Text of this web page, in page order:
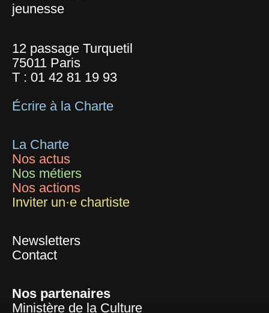
jeunesse
12 passage Turquetil
75011 Paris
T : 01 42 81 19 93
Écrire à la Charte
La Charte
Nos actus
Nos métiers
Nos actions
Inviter un·e chartiste
Newsletters
Contact
Nos partenaires
Ministère de la Culture